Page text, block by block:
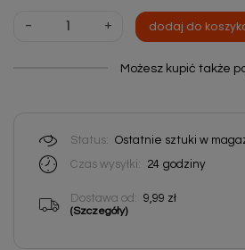
- + dodaj do
Możesz kupić także
Status: Ostatnie sztuki w
Czas wysyłki:
24 godziny
Dostawa od: 9,99 zł
(Szczegóły)